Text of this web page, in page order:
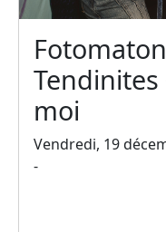
moi
Vendredi, 19
-